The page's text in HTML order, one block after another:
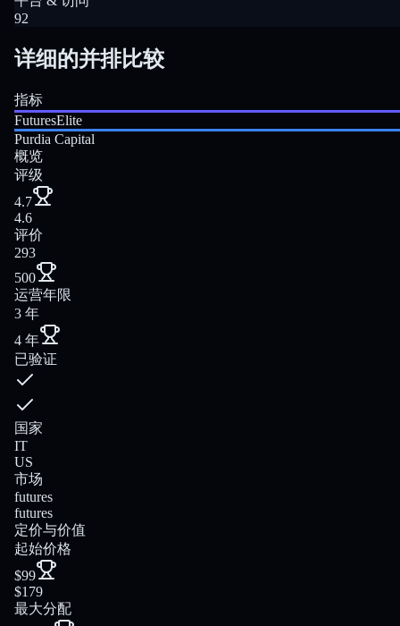
92
详细的并排比较
指标
FuturesElite
Purdia Capital
概览
评级
4.7
4.6
评价
293
500
运营年限
3 年
4 年
已验证
国家
IT
US
市场
futures
futures
定价与价值
起始价格
$99
$179
最大分配